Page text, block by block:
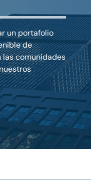
un portafolio
de
las comunidades